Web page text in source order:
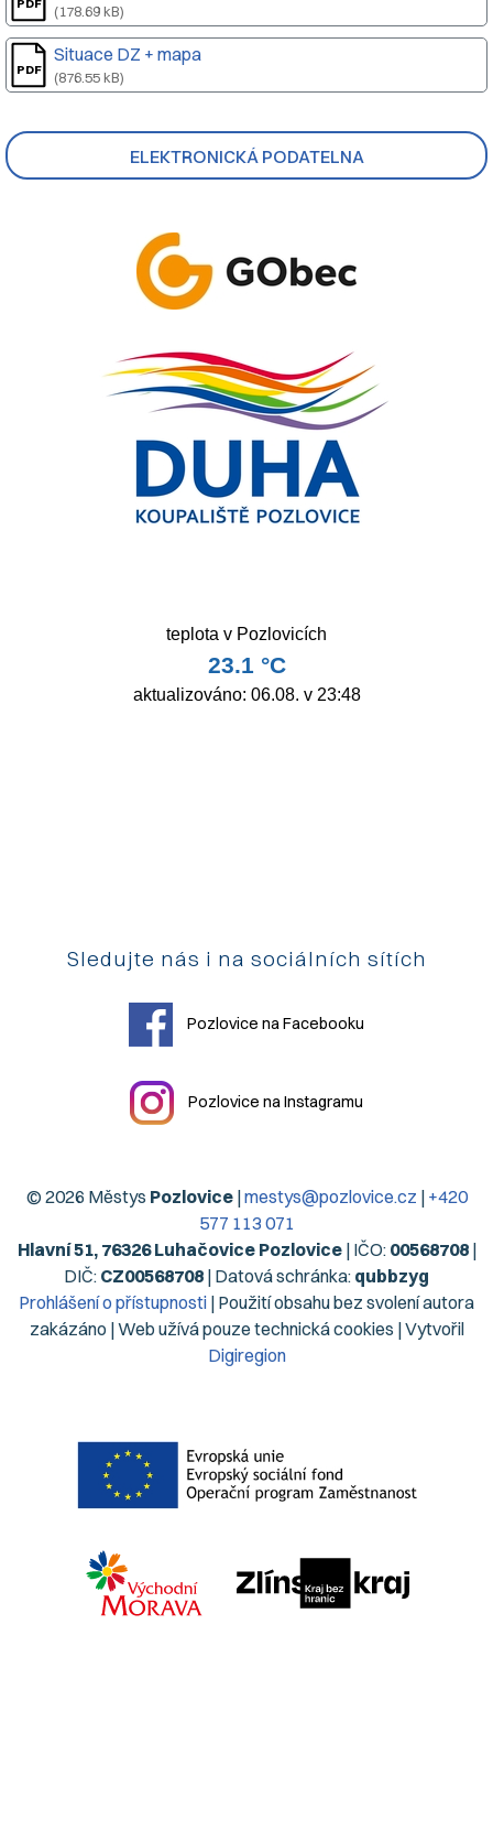
ELEKTRONICKÁ PODATELNA
(178.69 kB)
Situace DZ + mapa
(876.55 kB)
Sledujte nás i na sociálních sítích
Pozlovice na Facebooku
Pozlovice na Instagramu
© 2026 Městys Pozlovice|mestys@pozlovice.cz | +420
577 113 071
Hlavní 51, 76326 Luhačovice Pozlovice| IČO: 00568708|
DIČ: CZ00568708 | Datová schránka: qubbzyg
Prohlášení o přístupnosti | Použití obsahu bez svolení autora
zakázáno | Web užívá pouze technická cookies | Vytvořil
Digiregion